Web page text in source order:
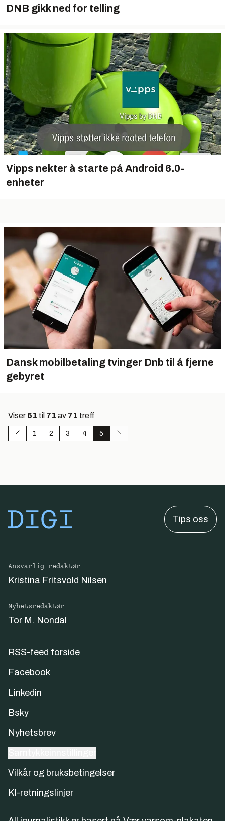
DNB gikk ned for telling
Vipps nekter å starte på Android 6.0-
enheter
Dansk mobilbetaling tvinger Dnb til å fjerne
gebyret
Viser 61 til 71 av 71 treff
1 2 3 4 5
Tips oss
Ansvarlig redaktør
Kristina Fritsvold Nilsen
Nyhetsredaktør
Tor M. Nondal
RSS-feed forside
Facebook
Linkedin
Bsky
Nyhetsbrev
Vilkår og bruksbetingelser
KI-retningslinjer